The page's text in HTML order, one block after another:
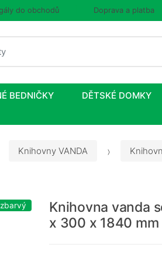
do obchodů Doprava a platba
BEDNIČKY DĚTSKÉ DOMKY
Knihovny VANDA
Knihovna vanda
x 300 x 1840